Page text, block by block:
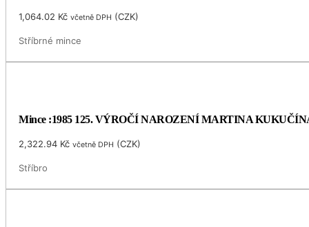
1,064.02 Kč včetně DPH (CZK)
Stříbrné mince
Mince :1985 125. VÝROČÍ NAROZENÍ MARTINA
2,322.94 Kč včetně DPH (CZK)
Stříbro